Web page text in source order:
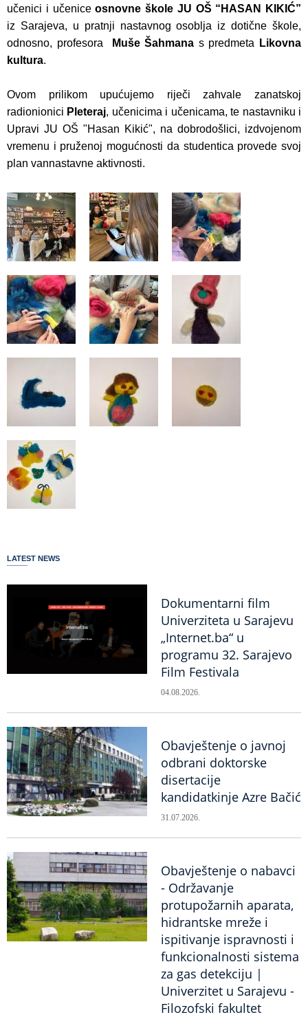
učenici i učeniceosnovne škole JU OŠ “HASAN KIKIĆ”
iz Sarajeva, u pratnji nastavnog osoblja iz dotične škole,
odnosno, profesora
Muše Šahmana s predmeta
Likovna
kultura.
Ovom prilikom upućujemo riječi zahvale zanatskoj
radionionici Pleteraj, učenicima i učenicama, te nastavniku i
Upravi JU OŠ "Hasan Kikić", na dobrodošlici, izdvojenom
vremenu i pruženoj mogućnosti da studentica provede svoj
plan vannastavne aktivnosti.
LATEST NEWS
Dokumentarni film
Univerziteta u Sarajevu
„Internet.ba“ u
programu 32. Sarajevo
Film Festivala
04.08.2026.
Obavještenje o javnoj
odbrani doktorske
disertacije
kandidatkinje Azre Bačić
31.07.2026.
Obavještenje o nabavci
- Održavanje
protupožarnih aparata,
hidrantske mreže i
ispitivanje ispravnosti i
funkcionalnosti sistema
za gas detekciju |
Univerzitet u Sarajevu -
Filozofski fakultet